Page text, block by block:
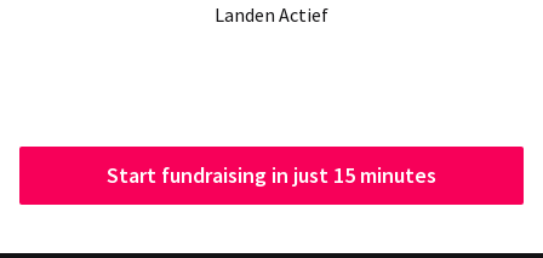
Landen Actief
Start fundraising in just 15 minutes